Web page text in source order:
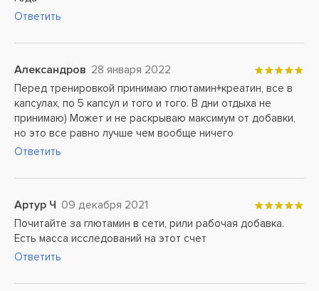
Ответить
Александров 28 января 2022
Перед тренировкой принимаю глютамин+креатин, все в
капсулах, по 5 капсул и того и того. В дни отдыха не
принимаю) Может и не раскрываю максимум от добавки,
но это все равно лучше чем вообще ничего
Ответить
Артур Ч 09 декабря 2021
Почитайте за глютамин в сети, рили рабочая добавка.
Есть масса исследований на этот счет
Ответить